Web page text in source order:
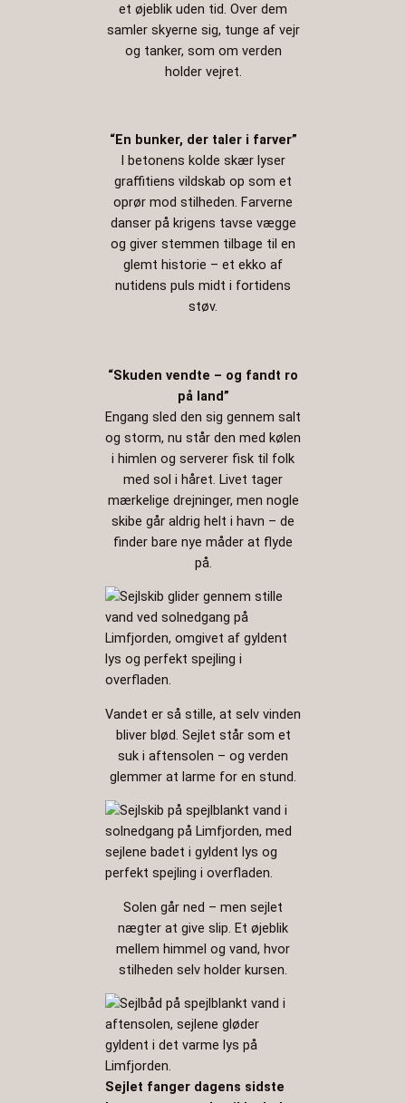
et øjeblik uden tid. Over dem
samler skyerne sig, tunge af vejr
og tanker, som om verden
holder vejret.
“En bunker, der taler i farver”
I betonens kolde skær lyser
graffitiens vildskab op som et
oprør mod stilheden. Farverne
danser på krigens tavse vægge
og giver stemmen tilbage til en
glemt historie – et ekko af
nutidens puls midt i fortidens
støv.
“Skuden vendte – og fandt ro
på land”
Engang sled den sig gennem salt
og storm, nu står den med kølen
i himlen og serverer fisk til folk
med sol i håret. Livet tager
mærkelige drejninger, men nogle
skibe går aldrig helt i havn – de
finder bare nye måder at flyde
på.
Vandet er så stille, at selv vinden
bliver blød. Sejlet står som et
suk i aftensolen – og verden
glemmer at larme for en stund.
Solen går ned – men sejlet
nægter at give slip. Et øjeblik
mellem himmel og vand, hvor
stilheden selv holder kursen.
Sejlet fanger dagens sidste